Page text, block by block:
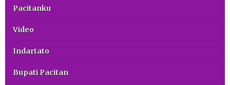
Pacitanku
Video
Indartato
Bupati Pacitan